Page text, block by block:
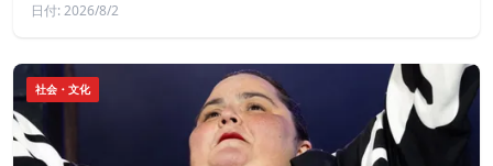
日付: 2026/8/2
社会・文化